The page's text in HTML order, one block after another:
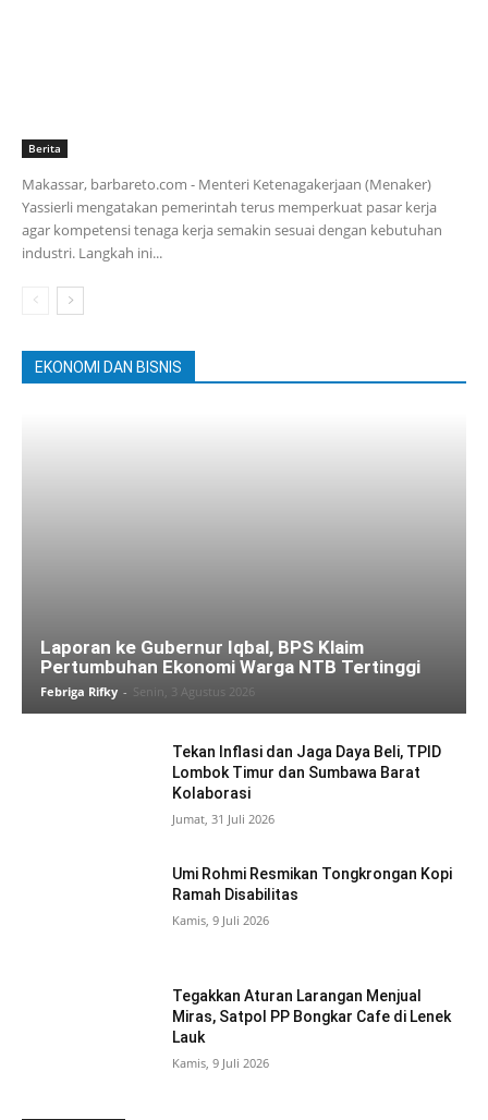
Berita
Makassar, barbareto.com - Menteri Ketenagakerjaan (Menaker)
Yassierli mengatakan pemerintah terus memperkuat pasar kerja
agar kompetensi tenaga kerja semakin sesuai dengan kebutuhan
industri. Langkah ini...
EKONOMI DAN BISNIS
Laporan ke Gubernur Iqbal, BPS Klaim
Pertumbuhan Ekonomi Warga NTB Tertinggi
Febriga Rifky - Senin, 3 Agustus 2026
Tekan Inflasi dan Jaga Daya Beli, TPID
Lombok Timur dan Sumbawa Barat
Kolaborasi
Jumat, 31 Juli 2026
Umi Rohmi Resmikan Tongkrongan Kopi
Ramah Disabilitas
Kamis, 9 Juli 2026
Tegakkan Aturan Larangan Menjual
Miras, Satpol PP Bongkar Cafe di Lenek
Lauk
Kamis, 9 Juli 2026